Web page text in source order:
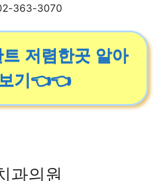
363-3070
트 저렴한곳 알아
기👈👈
과의원